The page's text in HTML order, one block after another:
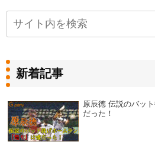
新着記事
原辰徳 伝説のバッ
だった！